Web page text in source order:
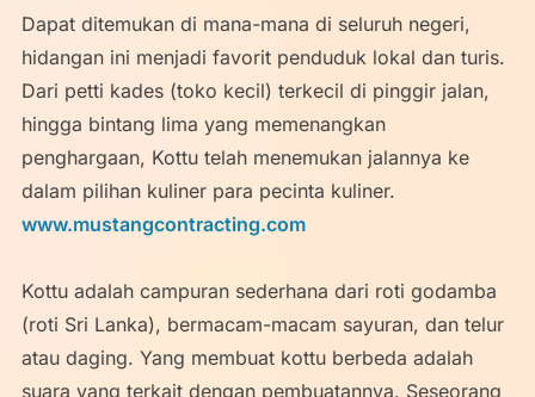
Dapat ditemukan di mana-mana di seluruh negeri,
hidangan ini menjadi favorit penduduk lokal dan turis.
Dari petti kades (toko kecil) terkecil di pinggir jalan,
hingga bintang lima yang memenangkan
penghargaan, Kottu telah menemukan jalannya ke
dalam pilihan kuliner para pecinta kuliner.
www.mustangcontracting.com
Kottu adalah campuran sederhana dari roti godamba
(roti Sri Lanka), bermacam-macam sayuran, dan telur
atau daging. Yang membuat kottu berbeda adalah
suara yang terkait dengan pembuatannya. Seseorang